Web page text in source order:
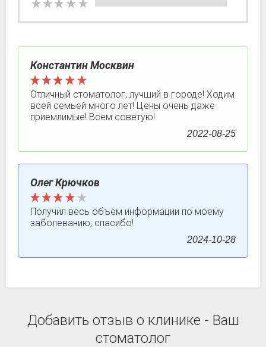
Константин Москвин
Отличный стоматолог, лучший в городе! Ходим
всей семьей много лет! Цены очень даже
приемлимые! Всем советую!
2022-08-25
Олег Крючков
Получил весь объём информации по моему
заболеванию, спасибо!
2024-10-28
Добавить отзыв о клинике - Ваш
стоматолог